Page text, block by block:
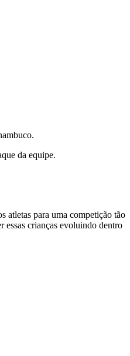
da equipe.
atletas para uma competição tão
essas crianças evoluindo dentro